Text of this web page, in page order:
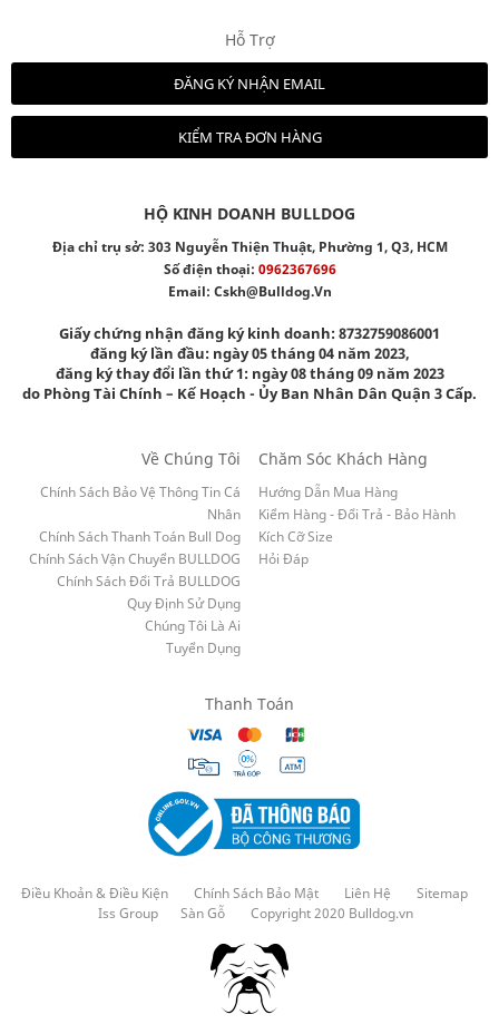
Hỗ Trợ
ĐĂNG KÝ NHẬN EMAIL
KIỂM TRA ĐƠN HÀNG
HỘ KINH DOANH BULLDOG
Địa chỉ trụ sở: 303 Nguyễn Thiện Thuật, Phường 1, Q3, HCM
Số điện thoại: 0962367696
Email: Cskh@bulldog.vn
Giấy chứng nhận đăng ký kinh doanh: 8732759086001
đăng ký lần đầu: ngày 05 tháng 04 năm 2023,
đăng ký thay đổi lần thứ 1: ngày 08 tháng 09 năm 2023
do Phòng Tài Chính – Kế Hoạch - Ủy Ban Nhân Dân Quận 3 Cấp.
Về Chúng Tôi
Chính Sách Bảo Vệ Thông Tin Cá
Nhân
Chính Sách Thanh Toán Bull Dog
Chính Sách Vận Chuyển BULLDOG
Chính Sách Đổi Trả BULLDOG
Quy Định Sử Dụng
Chúng Tôi Là Ai
Tuyển Dụng
Chăm Sóc Khách Hàng
Hướng Dẫn Mua Hàng
Kiểm Hàng - Đổi Trả - Bảo Hành
Kích Cỡ Size
Hỏi Đáp
Thanh Toán
Điều Khoản & Điều Kiện Chính Sách Bảo Mật Liên Hệ
Sitemap
Iss Group
Sàn Gỗ Copyright 2020 Bulldog.vn